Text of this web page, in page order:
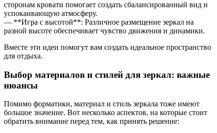
сторонам кровати помогает создать сбалансированный вид и
успокаивающую атмосферу.
— **Игра с высотой**: Различное размещение зеркал на
разной высоте обеспечивает чувство движения и динамики.
Вместе эти идеи помогут вам создать идеальное пространство
для отдыха.
Выбор материалов и стилей для зеркал: важные
нюансы
Помимо форматики, материал и стиль зеркала тоже имеют
большое значение. Вот несколько аспектов, на которые стоит
обратить внимание перед тем, как принять решение: